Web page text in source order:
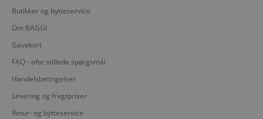
Butikker og bytteservice
Om BAGGI
Gavekort
FAQ - ofte stillede spørgsmål
Handelsbetingelser
Levering og fragtpriser
Retur- og bytteservice